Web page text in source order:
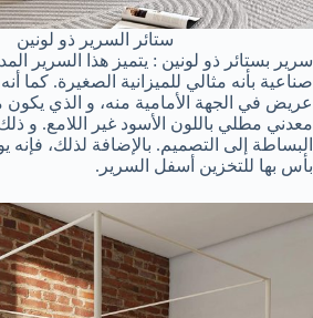
ستائر السرير ذو لونين
سرير بستائر ذو لونين : يتميز هذا السرير
صناعية بأنه مثالي للميزانية الصغيرة. كما
عريض في الجهة الأمامية منه، و الذي يكون
معدني مطلي باللون الأسود غير اللامع. و
البساطة إلى التصميم. بالإضافة لذلك، فإنه
بأس بها للتخزين أسفل السرير.